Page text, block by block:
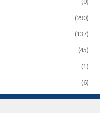
(290)
(137)
(45)
(1)
(6)